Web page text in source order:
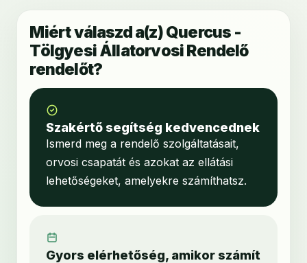
Miért válaszd a(z) Quercus -
Tölgyesi Állatorvosi Rendelő
rendelőt?
Szakértő segítség kedvencednek
Ismerd meg a rendelő szolgáltatásait,
orvosi csapatát és azokat az ellátási
lehetőségeket, amelyekre számíthatsz.
Gyors elérhetőség, amikor számít